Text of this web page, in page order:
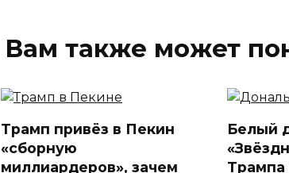
Вам также может
Трамп привёз в Пекин
«сборную
миллиардеров», зачем
Белый
Трампа